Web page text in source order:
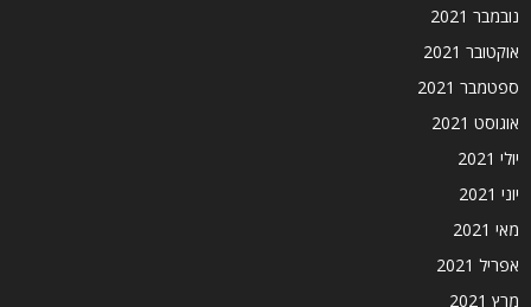
נובמבר 2021
אוקטובר 2021
ספטמבר 2021
אוגוסט 2021
יולי 2021
יוני 2021
מאי 2021
אפריל 2021
מרץ 2021